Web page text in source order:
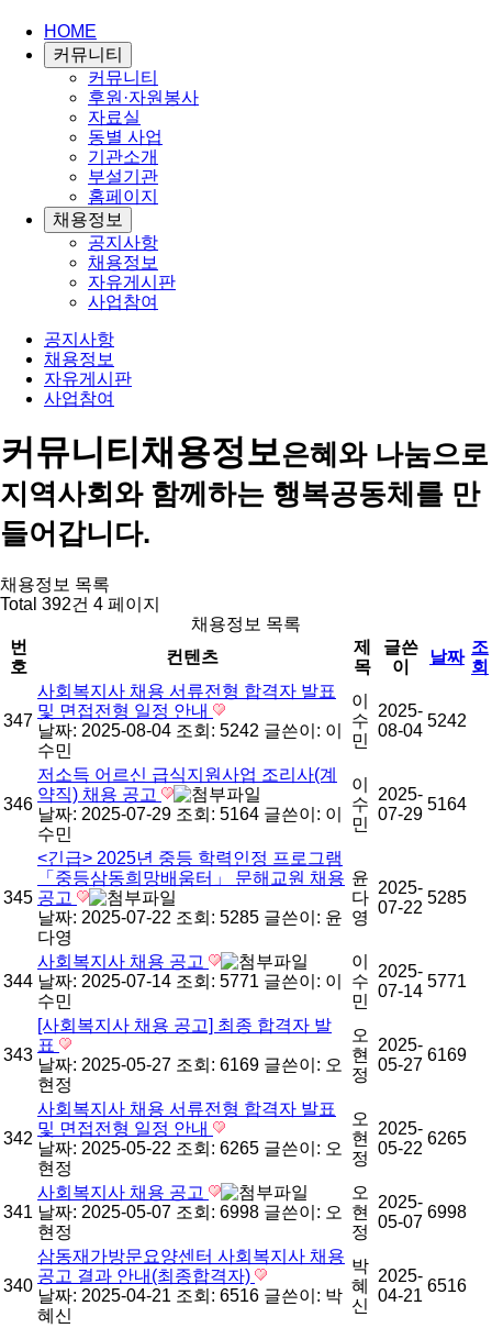
HOME
커뮤니티
커뮤니티
후원·자원봉사
자료실
동별 사업
기관소개
부설기관
홈페이지
채용정보
공지사항
채용정보
자유게시판
사업참여
공지사항
채용정보
자유게시판
사업참여
커뮤니티채용정보은혜와 나눔으로
지역사회와 함께하는 행복공동체를 만
들어갑니다.
채용정보 목록
Total 392건 4 페이지
채용정보 목록
번
호
컨텐츠
제
목
글쓴
이
날짜
조
회
347
사회복지사 채용 서류전형 합격자 발표
및 면접전형 일정 안내
날짜: 2025-08-04 조회: 5242 글쓴이: 이
수민
이
수
민
2025-
08-04
5242
346
저소득 어르신 급식지원사업 조리사(계
약직) 채용 공고
날짜: 2025-07-29 조회: 5164 글쓴이: 이
수민
이
수
민
2025-
07-29
5164
345
<긴급> 2025년 중등 학력인정 프로그램
「중등삼동희망배움터」 문해교원 채용
공고
날짜: 2025-07-22 조회: 5285 글쓴이: 윤
다영
윤
다
영
2025-
07-22
5285
344
사회복지사 채용 공고
날짜: 2025-07-14 조회: 5771 글쓴이: 이
수민
이
수
민
2025-
07-14
5771
343
[사회복지사 채용 공고] 최종 합격자 발
표
날짜: 2025-05-27 조회: 6169 글쓴이: 오
현정
오
현
정
2025-
05-27
6169
342
사회복지사 채용 서류전형 합격자 발표
및 면접전형 일정 안내
날짜: 2025-05-22 조회: 6265 글쓴이: 오
현정
오
현
정
2025-
05-22
6265
341
사회복지사 채용 공고
날짜: 2025-05-07 조회: 6998 글쓴이: 오
현정
오
현
정
2025-
05-07
6998
340
삼동재가방문요양센터 사회복지사 채용
공고 결과 안내(최종합격자)
날짜: 2025-04-21 조회: 6516 글쓴이: 박
혜신
박
혜
신
2025-
04-21
6516